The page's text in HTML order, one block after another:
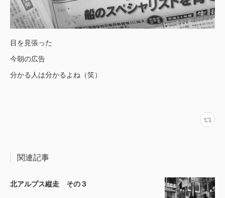
目を見張った
今朝の広告
分かる人は分かるよね（笑）
関連記事
北アルプス縦走 その３